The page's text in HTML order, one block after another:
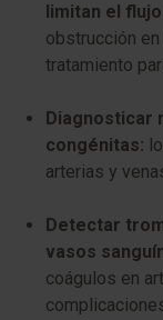
limitan el
obstrucción
tratamiento
Diagnosticar
congénitas:
arterias y
Detectar
vasos
coágulos en